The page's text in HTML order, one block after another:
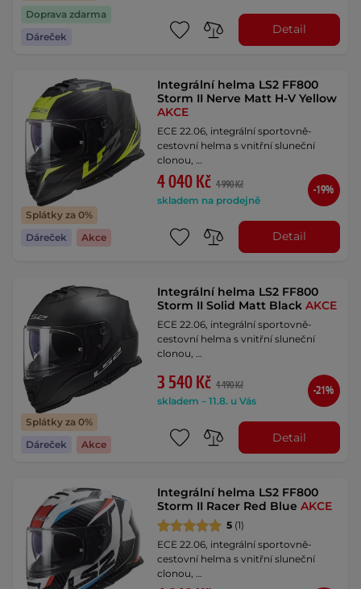
Doprava zdarma
Dáreček
Detail
Splátky za 0%
Dáreček
Akce
Integrální helma LS2 FF800
Storm II Nerve Matt H-V Yellow
AKCE
ECE 22.06, integrální sportovně-
cestovní helma s vnitřní sluneční
clonou, …
4 040 Kč 4 990 Kč
skladem na prodejně
-19%
Detail
Splátky za 0%
Dáreček
Akce
Integrální helma LS2 FF800
Storm II Solid Matt BlackAKCE
ECE 22.06, integrální sportovně-
cestovní helma s vnitřní sluneční
clonou, …
3 540 Kč 4 490 Kč
skladem – 11.8. u Vás
-21%
Detail
Integrální helma LS2 FF800
Storm II Racer Red BlueAKCE
5 (1)
ECE 22.06, integrální sportovně-
cestovní helma s vnitřní sluneční
clonou, …